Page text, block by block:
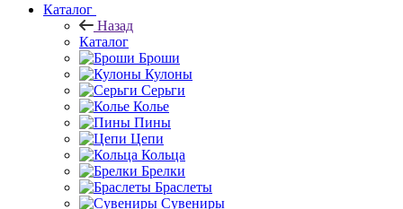
Каталог
Назад
Каталог
Броши
Кулоны
Серьги
Колье
Пины
Цепи
Кольца
Брелки
Браслеты
Сувениры